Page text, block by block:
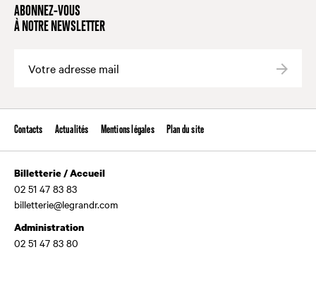
ABONNEZ-VOUS
À NOTRE NEWSLETTER
Contacts Actualités Mentions légales Plan du site
Billetterie / Accueil
02 51 47 83 83
billetterie@legrandr.com
Administration
02 51 47 83 80